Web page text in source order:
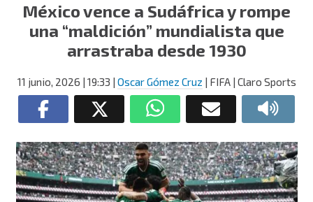
México vence a Sudáfrica y rompe
una “maldición” mundialista que
arrastraba desde 1930
11 junio, 2026 | 19:33 | Oscar Gómez Cruz | FIFA | Claro Sports